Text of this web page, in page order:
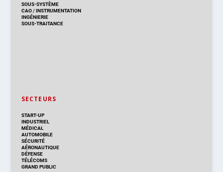
SOUS-SYSTÈME
CAO/INSTRUMENTATION
INGÉNIERIE
SOUS-TRAITANCE
SECTEURS
START-UP
INDUSTRIEL
MÉDICAL
AUTOMOBILE
SÉCURITÉ
AÉRONAUTIQUE
DÉFENSE
TÉLÉCOMS
GRAND PUBLIC